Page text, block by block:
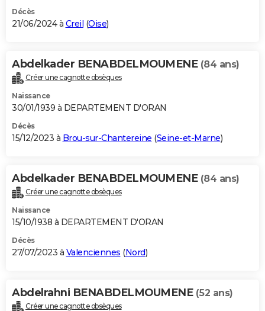
Décès
21/06/2024 à Creil (Oise)
Abdelkader BENABDELMOUMENE (84 ans)
Créer une cagnotte obsèques
Naissance
30/01/1939 à DEPARTEMENT D'ORAN
Décès
15/12/2023 à Brou-sur-Chantereine (Seine-et-Marne)
Abdelkader BENABDELMOUMENE (84 ans)
Créer une cagnotte obsèques
Naissance
15/10/1938 à DEPARTEMENT D'ORAN
Décès
27/07/2023 à Valenciennes (Nord)
Abdelrahni BENABDELMOUMENE (52 ans)
Créer une cagnotte obsèques